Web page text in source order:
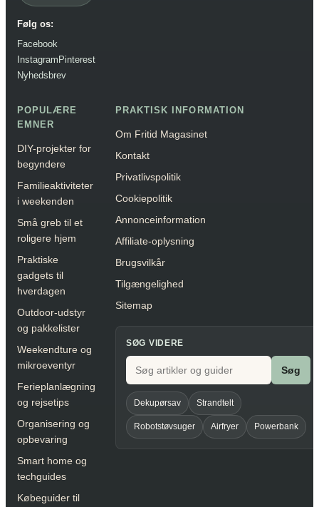
Følg os:
Facebook
Instagram Pinterest
Nyhedsbrev
POPULÆRE
EMNER
DIY-projekter for
begyndere
Familieaktiviteter
i weekenden
Små greb til et
roligere hjem
Praktiske
gadgets til
hverdagen
Outdoor-udstyr
og pakkelister
Weekendture og
mikroeventyr
Ferieplanlægning
og rejsetips
Organisering og
opbevaring
Smart home og
techguides
Købeguider til
PRAKTISK INFORMATION
Om Fritid Magasinet
Kontakt
Privatlivspolitik
Cookiepolitik
Annonceinformation
Affiliate-oplysning
Brugsvilkår
Tilgængelighed
Sitemap
SØG VIDERE
Søg
Dekupørsav Strandtelt
Robotstøvsuger Airfryer Powerbank